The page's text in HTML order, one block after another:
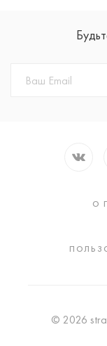
О
© 2026